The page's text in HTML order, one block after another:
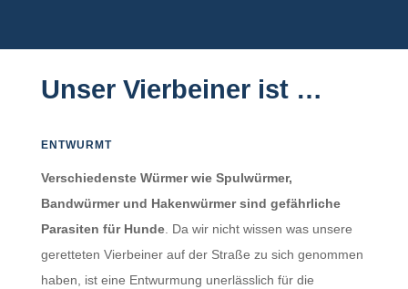
Unser Vierbeiner ist …
ENTWURMT
Verschiedenste Würmer wie Spulwürmer,
Bandwürmer und Hakenwürmer sind gefährliche
Parasiten für Hunde. Da wir nicht wissen was unsere
geretteten Vierbeiner auf der Straße zu sich genommen
haben, ist eine Entwurmung unerlässlich für die